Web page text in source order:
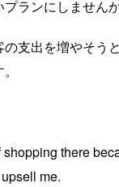
プランにしません
の支出を増やそう
shopping there
me.